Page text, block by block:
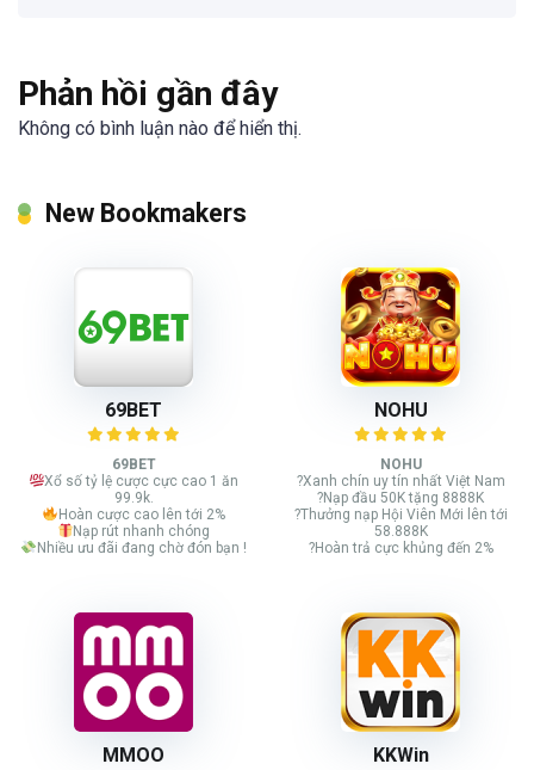
Phản hồi gần đây
Không có bình luận nào để hiển thị.
New Bookmakers
69BET
69BET
Xổ số tỷ lệ cược cực cao 1 ăn
99.9k.
Hoàn cược cao lên tới 2%
Nạp rút nhanh chóng
Nhiều ưu đãi đang chờ đón bạn !
NOHU
NOHU
?Xanh chín uy tín nhất Việt Nam
?Nạp đầu 50K tặng 8888K
?Thưởng nạp Hội Viên Mới lên tới
58.888K
?Hoàn trả cực khủng đến 2%
MMOO KKWin